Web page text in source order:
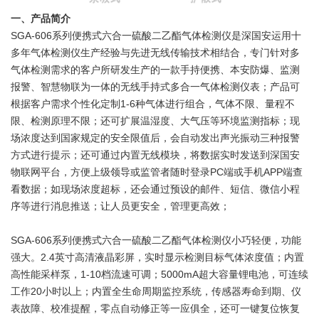
一、产品简介
SGA-606系列便携式六合一硫酸二乙酯气体检测仪是深国安运用十
多年气体检测仪生产经验与先进无线传输技术相结合，专门针对多
气体检测需求的客户所研发生产的一款手持便携、本安防爆、监测
报警、智慧物联为一体的无线手持式多合一气体检测仪表；产品可
根据客户需求个性化定制1-6种气体进行组合，气体不限、量程不
限、检测原理不限；还可扩展温湿度、大气压等环境监测指标；现
场浓度达到国家规定的安全限值后，会自动发出声光振动三种报警
方式进行提示；还可通过内置无线模块，将数据实时发送到深国安
物联网平台，方便上级领导或监管者随时登录PC端或手机APP端查
看数据；如现场浓度超标，还会通过预设的邮件、短信、微信小程
序等进行消息推送；让人员更安全，管理更高效；
SGA-606系列便携式六合一硫酸二乙酯气体检测仪小巧轻便，功能
强大。2.4英寸高清液晶彩屏，实时显示检测目标气体浓度值；内置
高性能采样泵，1-10档流速可调；5000mA超大容量锂电池，可连续
工作20小时以上；内置全生命周期监控系统，传感器寿命到期、仪
表故障、校准提醒，零点自动修正等一应俱全，还可一键复位恢复